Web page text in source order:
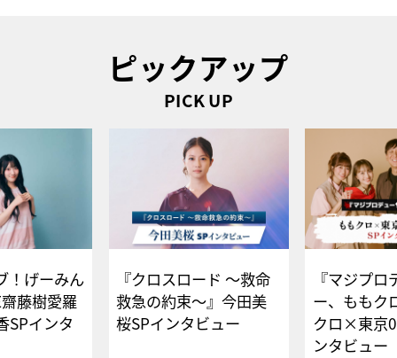
ピックアップ
PICK UP
！げーみん
藤樹愛羅
SPインタ
『クロスロード ～救命
救急の約束～』今田美
桜SPインタビュー
『マジプロ
ー、ももク
クロ×東京
ンタビュー